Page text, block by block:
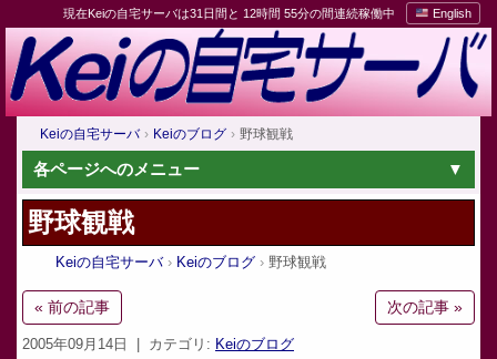
現在Keiの自宅サーバは31日間と 12時間 55分の間連続稼働中 English
Keiの自宅サーバ Keiのブログ 野球観戦
各ページへのメニュー
野球観戦
Keiの自宅サーバ Keiのブログ 野球観戦
« 前の記事 次の記事 »
2005年09月14日 | カテゴリ: Keiのブログ